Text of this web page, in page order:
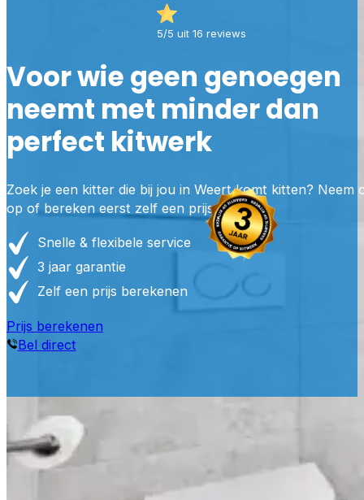
5/5 uit 16 reviews
Voor wie geen genoegen
neemt met minder dan
perfect kitwerk
Zoek je een kitter die bij jou in Weert komt kitten? Neem
op of bereken eerst zelf een prijs.
Snelle & flexibele service
3 jaar garantie
Zelf een prijs berekenen
Prijs berekenen
Bel direct